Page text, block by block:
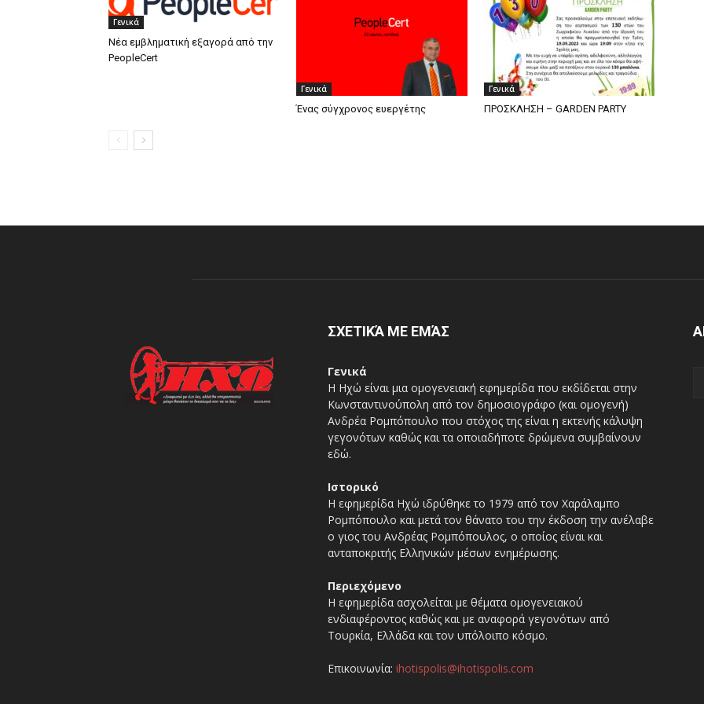
Γενικά
Νέα εμβληματική εξαγορά από την
PeopleCert
Γενικά
Ένας σύγχρονος ευεργέτης
Γενικά
ΠΡΟΣΚΛΗΣΗ – GARDEN PARTY
ΣΧΕΤΙΚΆ ΜΕ ΕΜΆΣ
Γενικά
Η Ηχώ είναι μια ομογενειακή εφημερίδα που εκδίδεται στην
Κωνσταντινούπολη από τον δημοσιογράφο (και ομογενή)
Ανδρέα Ρομπόπουλο που στόχος της είναι η εκτενής κάλυψη
γεγονότων καθώς και τα οποιαδήποτε δρώμενα συμβαίνουν
εδώ.
Ιστορικό
Η εφημερίδα Ηχώ ιδρύθηκε το 1979 από τον Χαράλαμπο
Ρομπόπουλο και μετά τον θάνατο του την έκδοση την ανέλαβε
ο γιος του Ανδρέας Ρομπόπουλος, ο οποίος είναι και
ανταποκριτής Ελληνικών μέσων ενημέρωσης.
Περιεχόμενο
Η εφημερίδα ασχολείται με θέματα ομογενειακού
ενδιαφέροντος καθώς και με αναφορά γεγονότων από
Τουρκία, Ελλάδα και τον υπόλοιπο κόσμο.
Επικοινωνία: ihotispolis@ihotispolis.com